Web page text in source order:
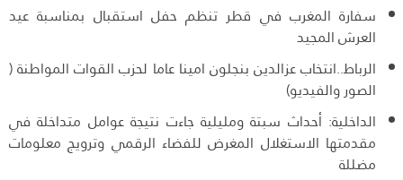
سفارة المغرب في قطر تنظم حفل استقبال بمناسبة عيد
العرش المجيد
الرباط..انتخاب عزالدين بنجلون امينا عاما لحزب القوات المواطنة (
الصور والفيديو)
الداخلية: أحداث سبتة ومليلية جاءت نتيجة عوامل متداخلة في
مقدمتها الاستغلال المغرض للفضاء الرقمي وترويج معلومات
مضللة